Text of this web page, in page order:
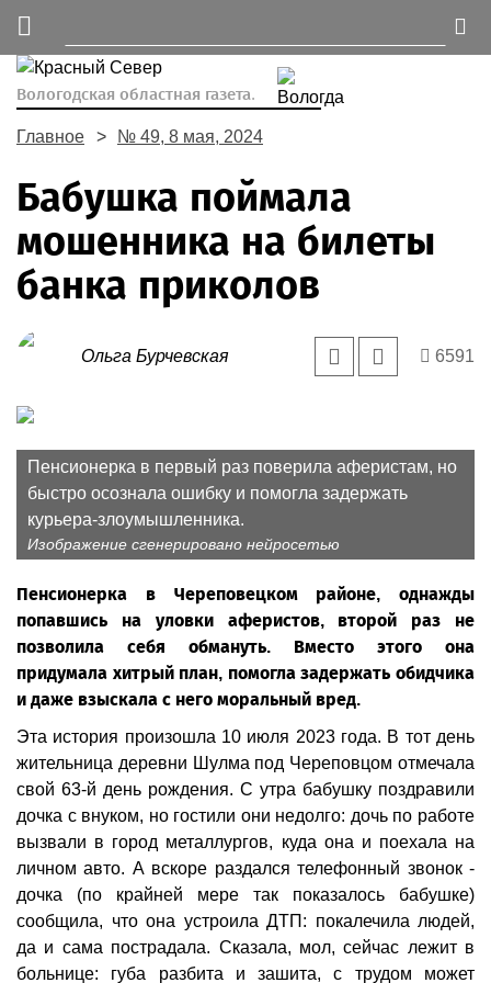
Вологодская областная газета.
Главное № 49, 8 мая, 2024
Бабушка поймала
мошенника на билеты
банка приколов
Ольга Бурчевская 6591
Пенсионерка в первый раз поверила аферистам, но
быстро осознала ошибку и помогла задержать
курьера-злоумышленника.
Изображение сгенерировано нейросетью
Пенсионерка в Череповецком районе, однажды
попавшись на уловки аферистов, второй раз не
позволила себя обмануть. Вместо этого она
придумала хитрый план, помогла задержать обидчика
и даже взыскала с него моральный вред.
Эта история произошла 10 июля 2023 года. В тот день
жительница деревни Шулма под Череповцом отмечала
свой 63-й день рождения. С утра бабушку поздравили
дочка с внуком, но гостили они недолго: дочь по работе
вызвали в город металлургов, куда она и поехала на
личном авто. А вскоре раздался телефонный звонок -
дочка (по крайней мере так показалось бабушке)
сообщила, что она устроила ДТП: покалечила людей,
да и сама пострадала. Сказала, мол, сейчас лежит в
больнице: губа разбита и зашита, с трудом может